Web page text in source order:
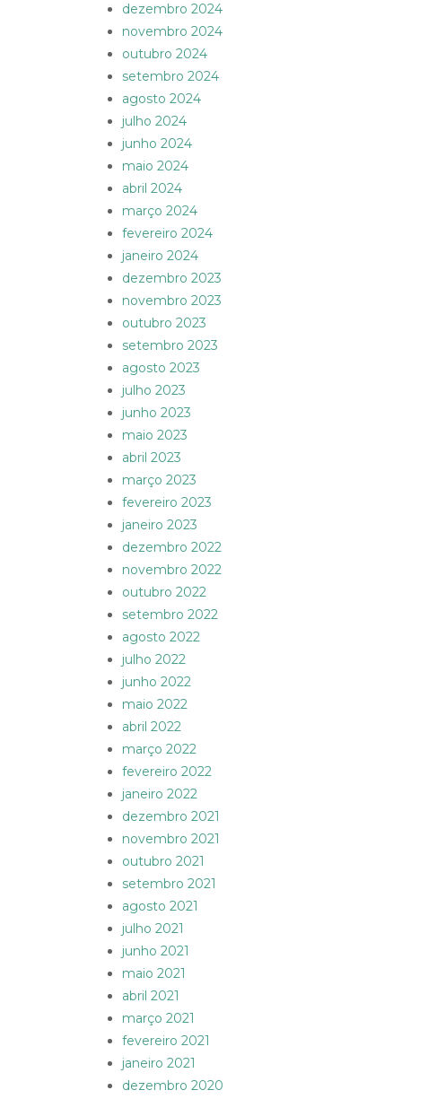
dezembro 2024
novembro 2024
outubro 2024
setembro 2024
agosto 2024
julho 2024
junho 2024
maio 2024
abril 2024
março 2024
fevereiro 2024
janeiro 2024
dezembro 2023
novembro 2023
outubro 2023
setembro 2023
agosto 2023
julho 2023
junho 2023
maio 2023
abril 2023
março 2023
fevereiro 2023
janeiro 2023
dezembro 2022
novembro 2022
outubro 2022
setembro 2022
agosto 2022
julho 2022
junho 2022
maio 2022
abril 2022
março 2022
fevereiro 2022
janeiro 2022
dezembro 2021
novembro 2021
outubro 2021
setembro 2021
agosto 2021
julho 2021
junho 2021
maio 2021
abril 2021
março 2021
fevereiro 2021
janeiro 2021
dezembro 2020